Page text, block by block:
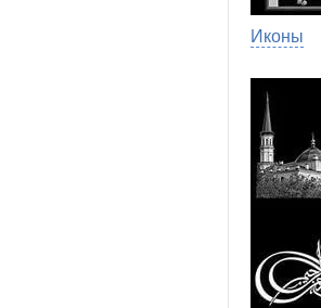
Иконы